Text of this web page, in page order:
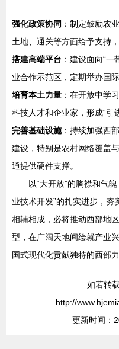
强化政策协同 ：制定鼓励农
土地、通关等方面给予支持
搭建高端平台 ：建设面向“
业合作示范区，定期举办国
培育本土力量 ：在开放中学
科技人才和企业家，形成“引
完善基础设施：持续加强西
建设，特别是农村网络覆盖
通提供硬件支撑。
以“大开放”的胸襟和气
业技术开发”的扎实进步，
相辅相成，必将推动西部地
型，在广阔天地间绘就产业
国式现代化贡献独特的西部力
如若转
http://
更新时间：